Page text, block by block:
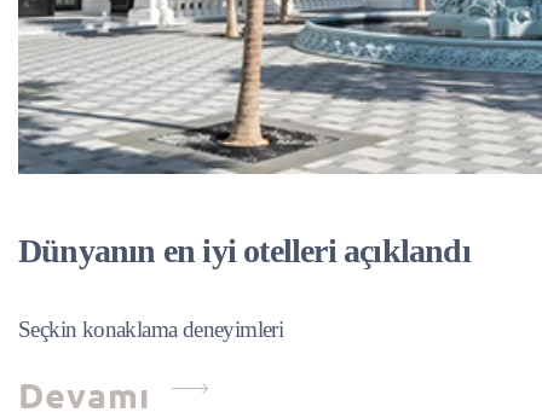
Dünyanın en iyi otelleri açıklandı
Seçkin konaklama deneyimleri
Devamı